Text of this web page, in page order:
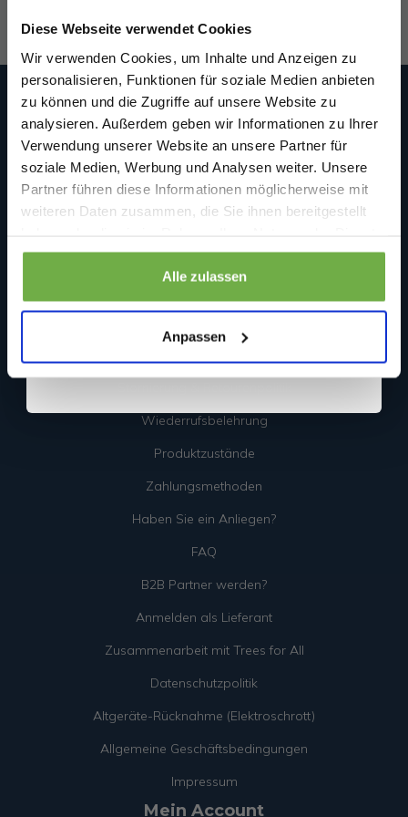
Diese Webseite verwendet Cookies
Wir verwenden Cookies, um Inhalte und Anzeigen zu
personalisieren, Funktionen für soziale Medien anbieten
zu können und die Zugriffe auf unsere Website zu
analysieren. Außerdem geben wir Informationen zu Ihrer
Verwendung unserer Website an unsere Partner für
soziale Medien, Werbung und Analysen weiter. Unsere
Partner führen diese Informationen möglicherweise mit
weiteren Daten zusammen, die Sie ihnen bereitgestellt
gesammelt haben.
Alle zulassen
Anpassen
Bwareshop.de
Wir sind an Werktagen (Mo. bis Fr.) unter folgender E-Mail
erreichbar: info@bwareshop.de
Beedstraße 54
40468 Düsseldorf
Deutschland (keine Rücksendeadresse)
+31 850519680
@bwareshop
Informationen
Wiederrufsbelehrung
Produktzustände
Zahlungsmethoden
Haben Sie ein Anliegen?
FAQ
B2B Partner werden?
Anmelden als Lieferant
Zusammenarbeit mit Trees for All
Datenschutzpolitik
Altgeräte-Rücknahme (Elektroschrott)
Allgemeine Geschäftsbedingungen
Impressum
Mein Account
Rabatten bis zu 70%.
Geburtstag
Sicher dir 5 € Rabatt
Wenn du dich anmeldest, erklärst du dich damit einverstanden, Angebote
erhalten. Außerdem stimmst du unserer
Datenschutzerklärung